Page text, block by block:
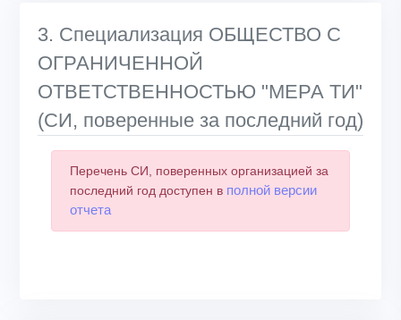
3. Специализация ОБЩЕСТВО С
ОГРАНИЧЕННОЙ
ОТВЕТСТВЕННОСТЬЮ "МЕРА ТИ"
(СИ, поверенные за последний год)
Перечень СИ, поверенных организацией за
последний год доступен в полной версии
отчета